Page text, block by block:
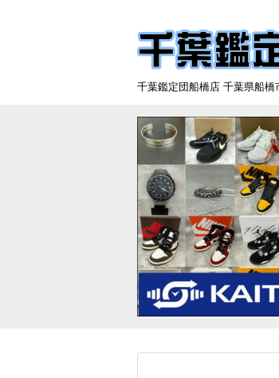
千葉鑑定団船橋店 千葉県船